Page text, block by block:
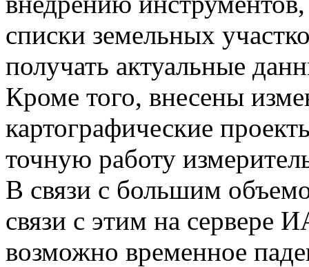
списки земельных
получать актуальные
Кроме того, внесены
картографические
точную работу
В связи с большим
связи с этим на сервере
возможно временное